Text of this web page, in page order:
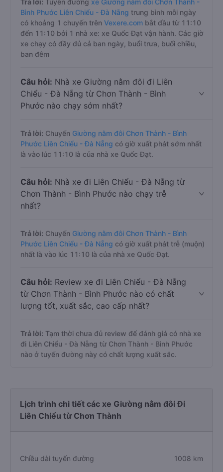
Trả lời: Tuyến đường xe Giường nằm đôi Chơn Thành -
Bình Phước Liên Chiểu - Đà Nẵng trung bình mỗi ngày
có khoảng 1 chuyến trên Vexere.com bắt đầu từ 11:10
đến 11:10 bởi 1 nhà xe: xe Quốc Đạt vận hành. Các giờ
xe chạy có đầy đủ cả ban ngày, buổi trưa, buổi chiều,
ban đêm
Câu hỏi: Nhà xe Giường nằm đôi đi Liên
Chiểu - Đà Nẵng từ Chơn Thành - Bình
Phước nào chạy sớm nhất?
Trả lời: Chuyến Giường nằm đôi Chơn Thành - Bình
Phước Liên Chiểu - Đà Nẵng có giờ xuất phát sớm nhất
là vào lúc 11:10 là của nhà xe Quốc Đạt.
Câu hỏi: Nhà xe đi Liên Chiểu - Đà Nẵng từ
Chơn Thành - Bình Phước nào chạy trễ
nhất?
Trả lời: Chuyến Giường nằm đôi Chơn Thành - Bình
Phước Liên Chiểu - Đà Nẵng có giờ xuất phát trễ (muộn)
nhất là vào lúc 11:10 là của nhà xe Quốc Đạt.
Câu hỏi: Review xe đi Liên Chiểu - Đà Nẵng
từ Chơn Thành - Bình Phước nào có chất
lượng tốt, xuất sắc, cao cấp nhất?
Trả lời: Tạm thời chưa đủ review để đánh giá có nhà xe
đi Liên Chiểu - Đà Nẵng từ Chơn Thành - Bình Phước
nào ở tuyến đường này có chất lượng xuất sắc.
Lịch trình chi tiết các xe Giường nằm đôi Đi
Liên Chiểu từ Chơn Thành
Chiều dài tuyến đường 1008 km